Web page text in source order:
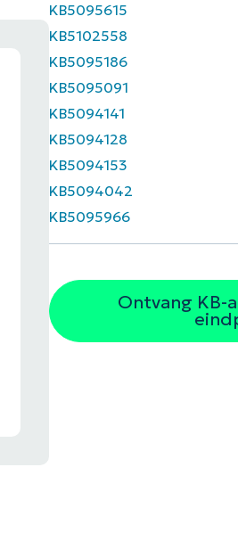
KB5095615
KB5102558
KB5095186
KB5095091
KB5094141
KB5094128
KB5094153
KB5094042
KB5095966
Ontvang KB-